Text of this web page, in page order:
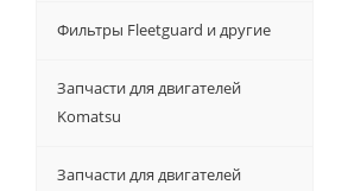
Фильтры Fleetguard и другие
Запчасти для двигателей
Komatsu
Запчасти для двигателей